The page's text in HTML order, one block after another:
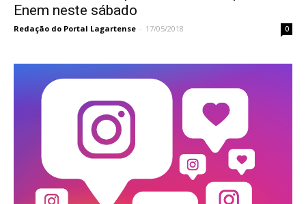
Enem neste sábado
Redação do Portal Lagartense - 17/05/2018 0